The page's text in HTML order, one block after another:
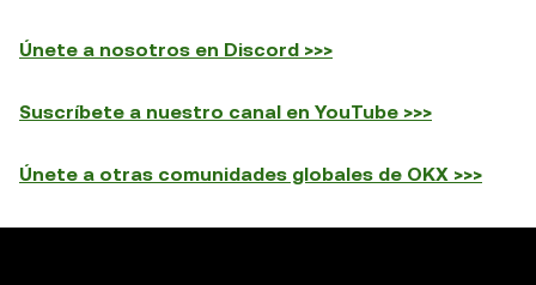
Únete a nosotros en Discord >>>
Suscríbete a nuestro canal en YouTube >>>
Únete a otras comunidades globales de OKX >>>